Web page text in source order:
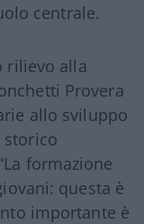
centrale.
rilievo alla
Provera
allo sviluppo
storico
formazione
questa è
importante è